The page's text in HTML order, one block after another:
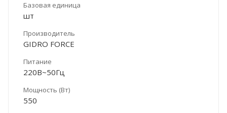
Базовая единица
шт
Производитель
GIDRO FORCE
Питание
220В~50Гц
Мощность (Вт)
550